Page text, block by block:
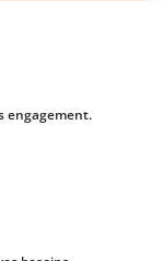
engagement.